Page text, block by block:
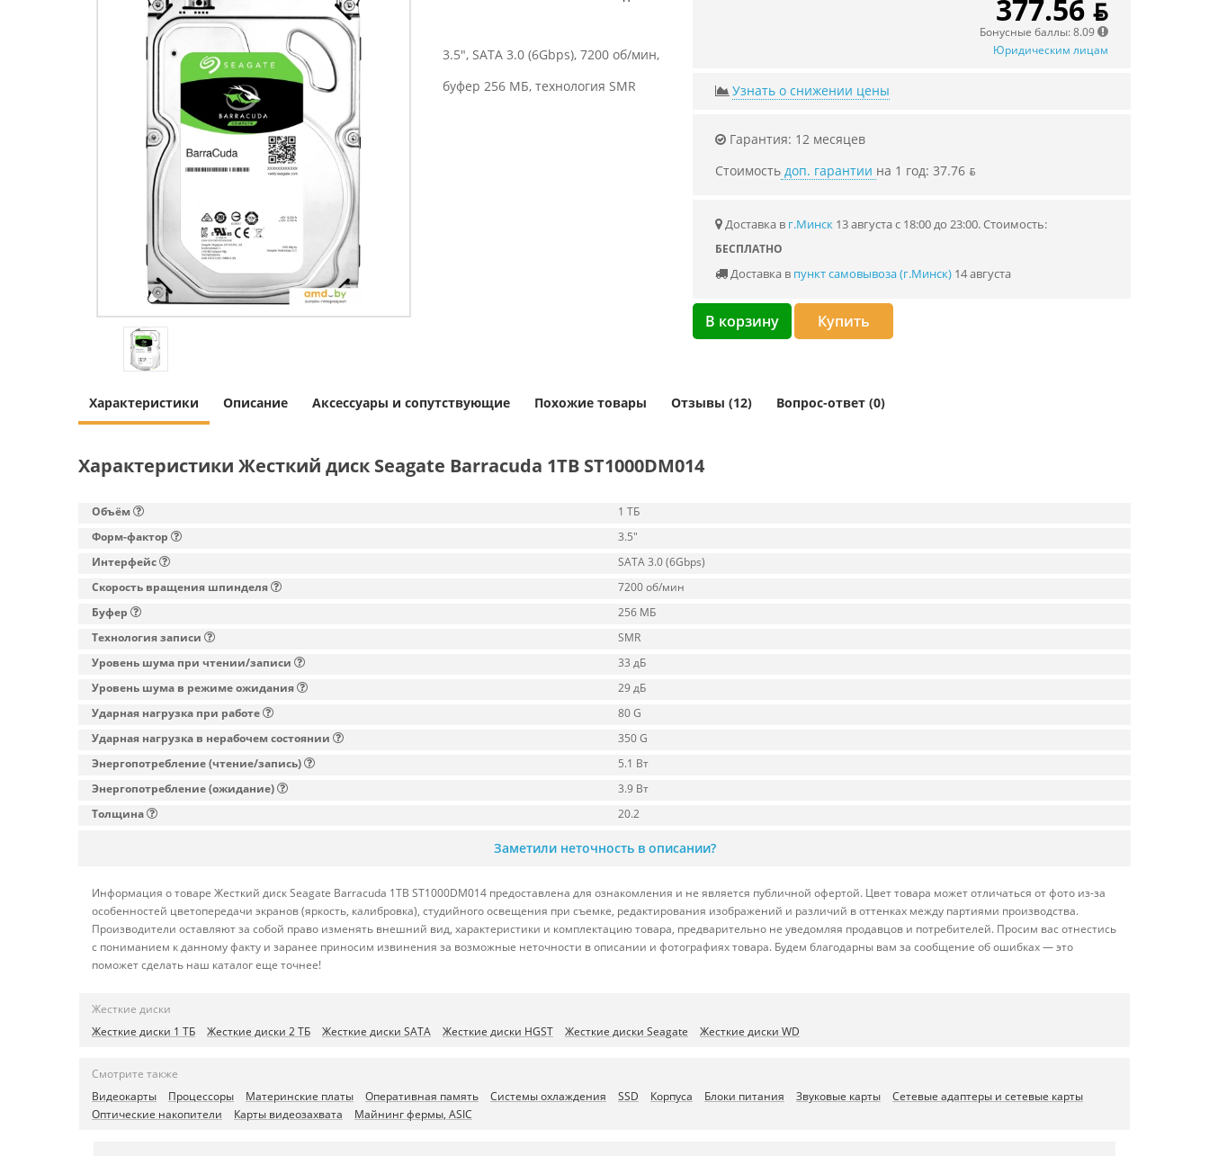
3.5", SATA 3.0 (6Gbps), 7200 об/мин,
буфер 256 МБ, технология SMR
377.56 ƃ
Бонусные баллы: 8.09
Юридическим лицам
Узнать о снижении цены
Гарантия: 12 месяцев
Стоимостьдоп. гарантии на 1 год: 37.76 ƃ
Доставка в г.Минск13 августа с 18:00 до 23:00.Стоимость:
БЕСПЛАТНО
Доставка в пункт самовывоза (г.Минск)14 августа
В корзину Купить
Характеристики Описание Аксессуары и сопутствующие Похожие товары Отзывы (12) Вопрос-ответ (0)
Характеристики Жесткий диск Seagate Barracuda 1TB ST1000DM014
Объём
1 ТБ
Форм-фактор
3.5"
Интерфейс
SATA 3.0 (6Gbps)
Скорость вращения шпинделя
7200 об/мин
Буфер
256 МБ
Технология записи
SMR
Уровень шума при чтении/записи
33 дБ
Уровень шума в режиме ожидания
29 дБ
Ударная нагрузка при работе
80 G
Ударная нагрузка в нерабочем состоянии
350 G
Энергопотребление (чтение/запись)
5.1 Вт
Энергопотребление (ожидание)
3.9 Вт
Толщина
20.2
Заметили неточность в описании?
Информация о товаре Жесткий диск Seagate Barracuda 1TB ST1000DM014 предоставлена для ознакомления и не является публичной офертой. Цвет товара может отличаться от фото из-за
особенностей цветопередачи экранов (яркость, калибровка), студийного освещения при съемке, редактирования изображений и различий в оттенках между партиями производства.
Производители оставляют за собой право изменять внешний вид, характеристики и комплектацию товара, предварительно не уведомляя продавцов и потребителей. Просим вас отнестись
с пониманием к данному факту и заранее приносим извинения за возможные неточности в описании и фотографиях товара. Будем благодарны вам за сообщение об ошибках — это
поможет сделать наш каталог еще точнее!
Жесткие диски
Жесткие диски 1 ТБ
Жесткие диски 2 ТБ Жесткие диски SATA Жесткие диски HGST Жесткие диски Seagate Жесткие диски WD
Смотрите также
Видеокарты
Процессоры Материнские платы Оперативная память Системы охлаждения SSD Корпуса Блоки питания Звуковые карты
Сетевые адаптеры и сетевые карты
Оптические накопители
Карты видеозахвата Майнинг фермы, ASIC